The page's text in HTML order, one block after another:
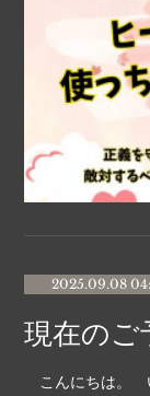
2025.09.08
こんにちは。